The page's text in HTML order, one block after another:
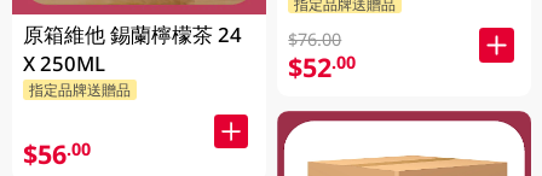
原箱維他 錫蘭檸檬茶 24
X 250ML
指定品牌送贈品
$56.00
$76.00
$52.00